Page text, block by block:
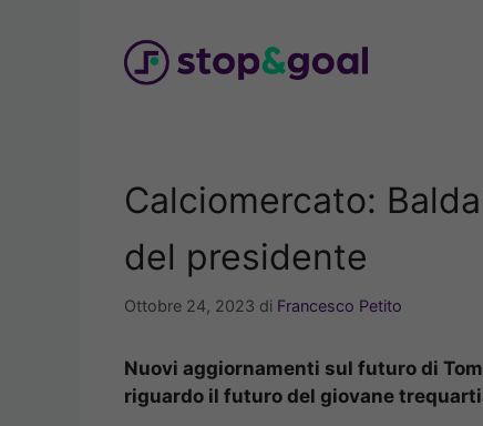
Calciomercato:
del presidente
Ottobre 24, 2023 di Francesco Petito
Nuovi aggiornamenti sul futuro di
riguardo il futuro del giovane